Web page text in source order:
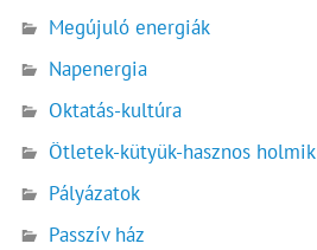
Megújuló energiák
Napenergia
Oktatás-kultúra
Ötletek-kütyük-hasznos holmik
Pályázatok
Passzív ház